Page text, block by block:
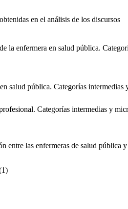
en el análisis de los discursos
la enfermera en salud pública.
salud pública. Categorías
Categorías intermedias y
entre las enfermeras de salud pública